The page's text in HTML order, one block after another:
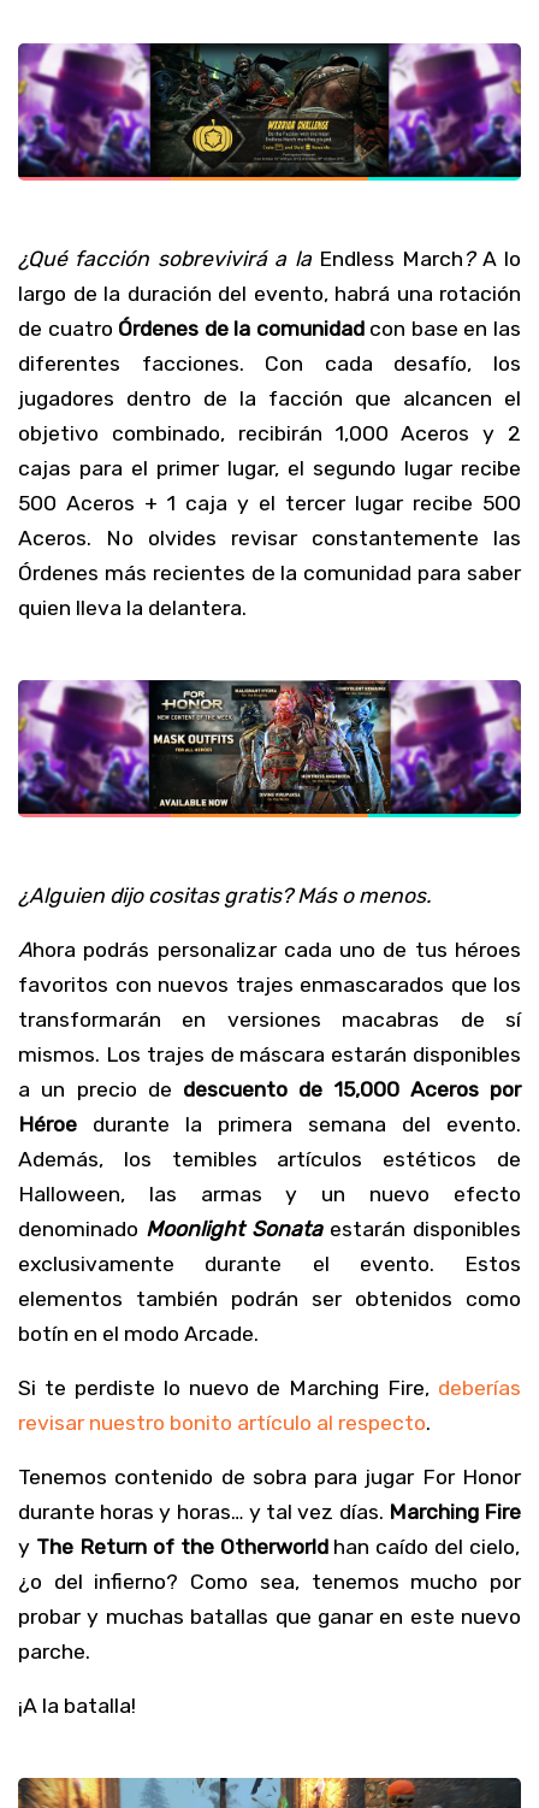
¿Qué facción sobrevivirá a la Endless March ?A lo
largo de la duración del evento, habrá una rotación
de cuatro Órdenes de la comunidadcon base en las
diferentes facciones. Con cada desafío, los
jugadores dentro de la facción que alcancen el
objetivo combinado, recibirán 1,000 Aceros y 2
cajas para el primer lugar, el segundo lugar recibe
500 Aceros + 1 caja y el tercer lugar recibe 500
Aceros. No olvides revisar constantemente las
Órdenes más recientes de la comunidad para saber
quien lleva la delantera.
¿Alguien dijo cositas gratis? Más o menos.
Ahora podrás personalizar cada uno de tus héroes
favoritos con nuevos trajes enmascarados que los
transformarán en versiones macabras de sí
mismos. Los trajes de máscara estarán disponibles
a un precio de descuento de 15,000 Aceros por
Héroe durante la primera semana del evento.
Además, los temibles artículos estéticos de
Halloween, las armas y un nuevo efecto
denominado Moonlight Sonataestarán disponibles
exclusivamente durante el evento. Estos
elementos también podrán ser obtenidos como
botín en el modo Arcade.
Si te perdiste lo nuevo de Marching Fire, deberías
revisar nuestro bonito artículo al respecto.
Tenemos contenido de sobra para jugar For Honor
durante horas y horas… y tal vez días. Marching Fire
y The Return of the Otherworldhan caído del cielo,
¿o del infierno? Como sea, tenemos mucho por
probar y muchas batallas que ganar en este nuevo
parche.
¡A la batalla!